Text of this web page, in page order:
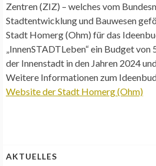
Zentren (ZIZ) – welches vom
Stadtentwicklung und Bauwesen
Stadt Homerg (Ohm) für das
„InnenSTADTLeben“ ein Budget
der Innenstadt in den Jahren 2024
Weitere Informationen zum
Website der Stadt Homerg (Ohm)
AKTUELLES